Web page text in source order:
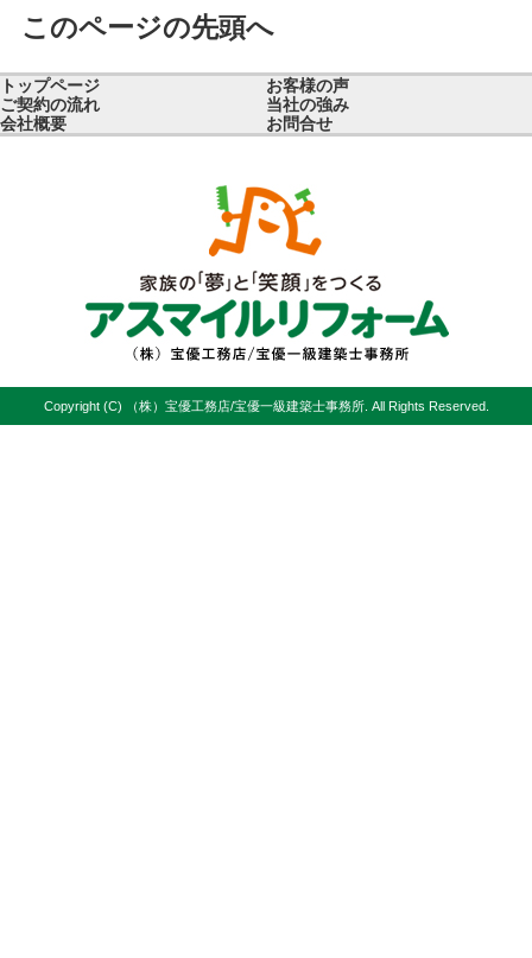
このページの先頭へ
トップページ
お客様の声
ご契約の流れ
当社の強み
会社概要
お問合せ
Copyright (C) （株）宝優工務店/宝優一級建築士事務所. All Rights Reserved.